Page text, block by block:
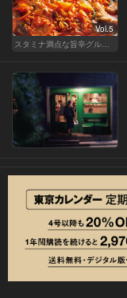
Vol.5
スタミナ満点な旨辛グルメが旨い！東京の人気店へ